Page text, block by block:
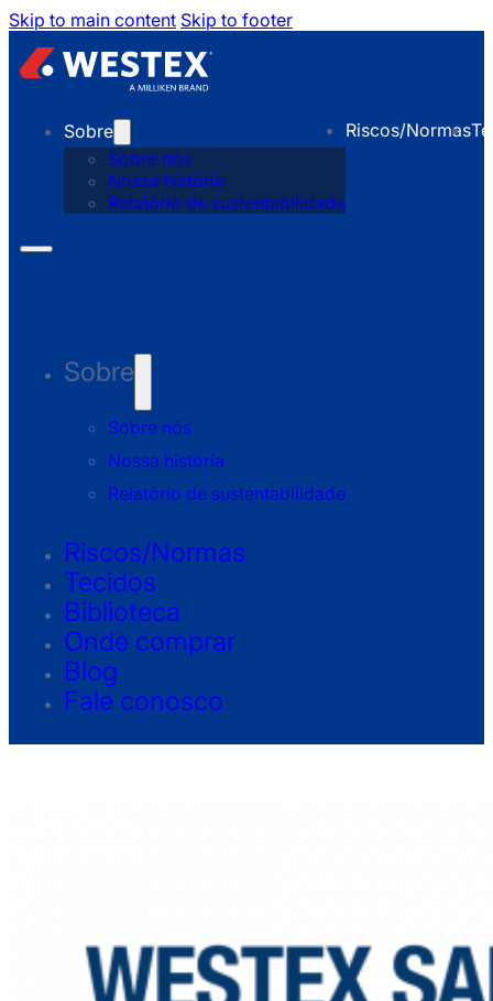
Skip to main content Skip to footer
Sobre
Sobre nós
Nossa história
Relatório de sustentabilidade
Riscos/Normas
Sobre
Sobre nós
Nossa história
Relatório de sustentabilidade
Riscos/Normas
Tecidos
Biblioteca
Onde comprar
Blog
Fale conosco